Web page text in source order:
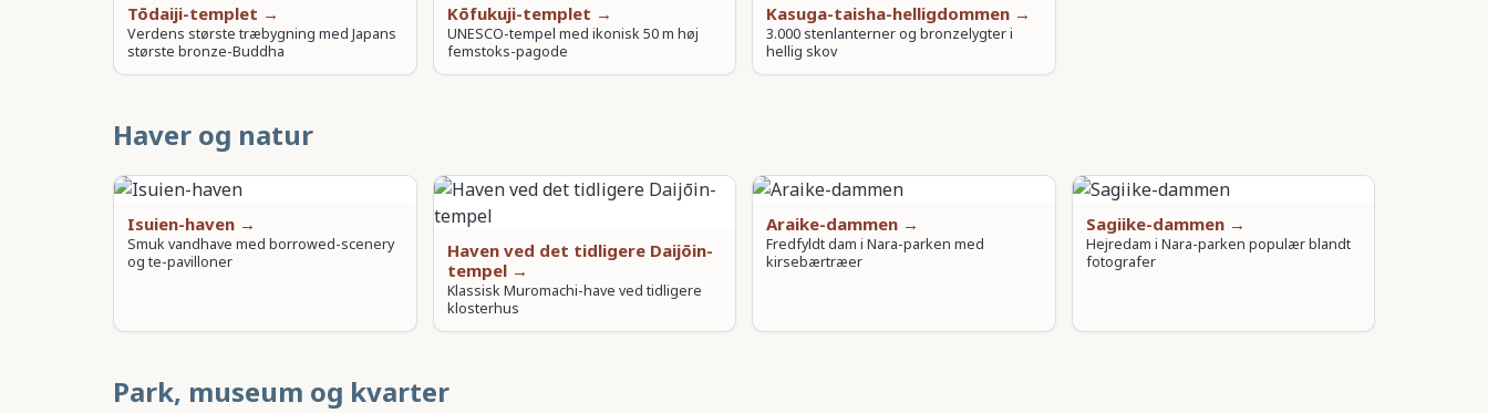
Tōdaiji-templet →
Verdens største træbygning med Japans
største bronze-Buddha
Kōfukuji-templet →
UNESCO-tempel med ikonisk 50 m høj
femstoks-pagode
Kasuga-taisha-helligdommen →
3.000 stenlanterner og bronzelygter i
hellig skov
Haver og natur
Isuien-haven →
Smuk vandhave med borrowed-scenery
og te-pavilloner
Haven ved det tidligere Daijōin-
tempel →
Klassisk Muromachi-have ved tidligere
klosterhus
Araike-dammen →
Fredfyldt dam i Nara-parken med
kirsebærtræer
Sagiike-dammen →
Hejredam i Nara-parken populær blandt
fotografer
Park, museum og kvarter